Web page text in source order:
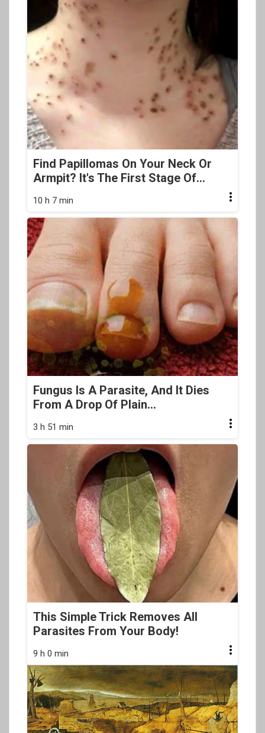
Find Papillomas On Your Neck Or
Armpit? It's The First Stage Of...
10 h 7 min
Fungus Is A Parasite, And It Dies
From A Drop Of Plain...
3 h 51 min
This Simple Trick Removes All
Parasites From Your Body!
9 h 0 min